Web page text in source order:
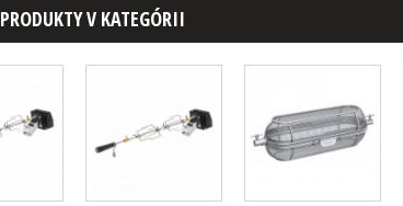
V KATEGÓRII